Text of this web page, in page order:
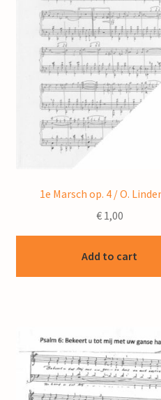
1e Marsch op. 4 / O.
€1,00
Add to cart